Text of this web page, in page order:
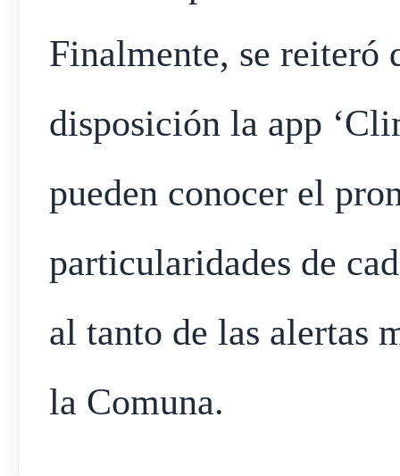
Finalmente, se reiteró
disposición la app
pueden conocer el
particularidades de
al tanto de las alertas
la Comuna.